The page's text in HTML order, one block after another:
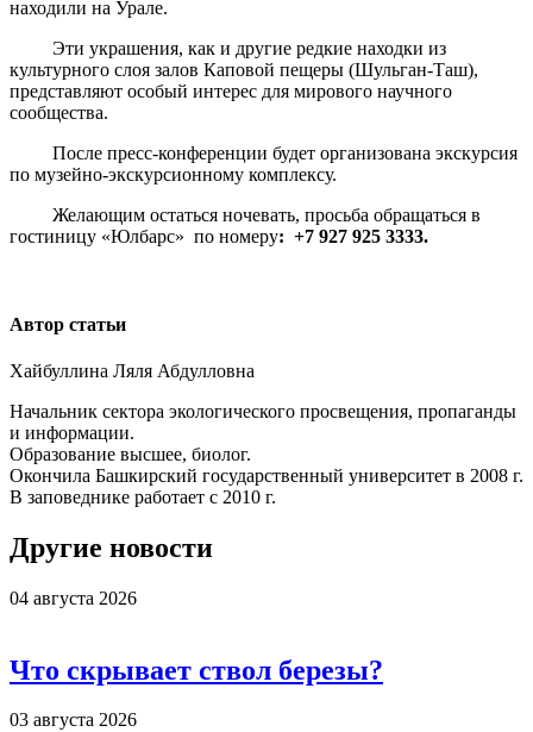
находили на Урале.
Эти украшения, как и другие редкие находки из
культурного слоя залов Каповой пещеры (Шульган-Таш),
представляют особый интерес для мирового научного
сообщества.
После пресс-конференции будет организована экскурсия
по музейно-экскурсионному комплексу.
Желающим остаться ночевать, просьба обращаться в
гостиницу «Юлбарс» по номеру: +7 927 925 3333.
Автор статьи
Хайбуллина Ляля Абдулловна
Начальник сектора экологического просвещения, пропаганды
и информации.
Образование высшее, биолог.
Окончила Башкирский государственный университет в 2008 г.
В заповеднике работает с 2010 г.
Другие новости
04 августа 2026
Что скрывает ствол березы?
03 августа 2026